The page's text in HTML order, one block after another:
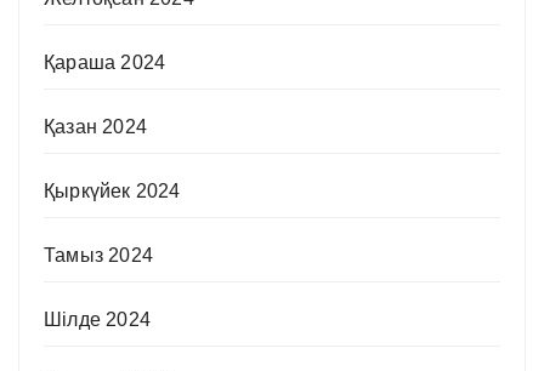
Қараша 2024
Қазан 2024
Қыркүйек 2024
Тамыз 2024
Шілде 2024